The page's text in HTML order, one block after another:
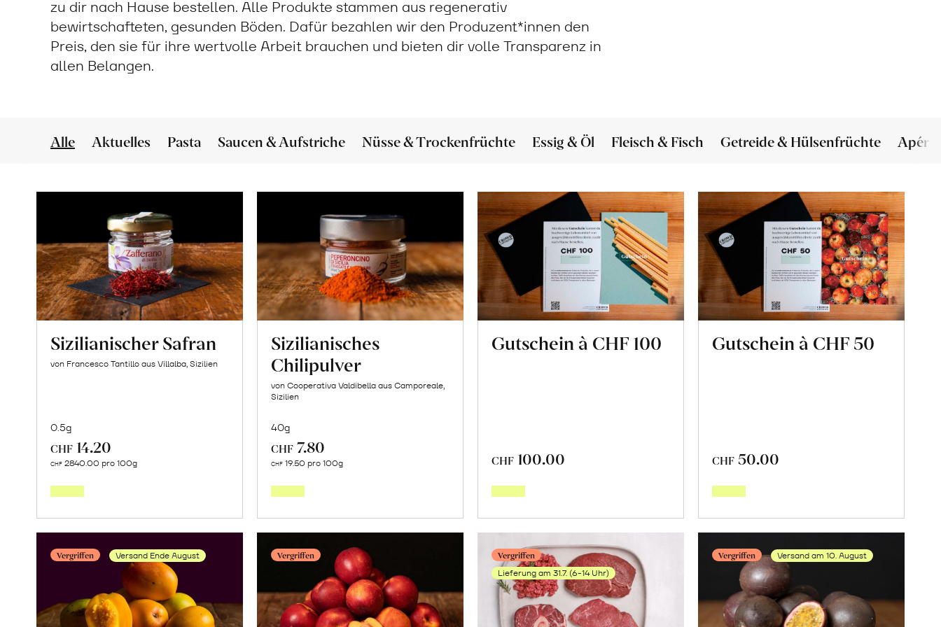
zu dir nach Hause bestellen. Alle Produkte stammen aus regenerativ
bewirtschafteten, gesunden Böden. Dafür bezahlen wir den Produzent*innen den
Preis, den sie für ihre wertvolle Arbeit brauchen und bieten dir volle Transparenz in
allen Belangen.
Alle Aktuelles Pasta Saucen & Aufstriche Nüsse & Trockenfrüchte Essig & Öl Fleisch & Fisch Getreide & Hülsenfrüchte Apéro
Sizilianischer Safran
von Francesco Tantillo aus Villalba, Sizilien
0.5g
CHF 14.20
CHF 2840.00 pro 100g
Sizilianisches
Chilipulver
von Cooperativa Valdibella aus Camporeale,
Sizilien
40g
CHF 7.80
CHF 19.50 pro 100g
Gutschein à CHF 100
CHF 100.00
Warenkorb
Gutschein à CHF 50
CHF 50.00
Warenkorb
Vergriffen Versand Ende August Vergriffen Vergriffen
Lieferung am 31.7. (6-14 Uhr)
Vergriffen Versand am 10. August